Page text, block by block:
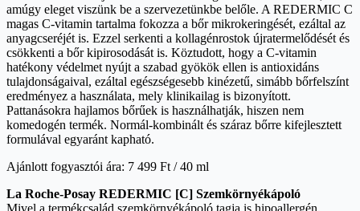
amúgy eleget viszünk be a szervezetünkbe belőle. A REDERMIC C
magas C-vitamin tartalma fokozza a bőr mikrokeringését, ezáltal az
anyagcseréjét is. Ezzel serkenti a kollagénrostok újratermelődését és
csökkenti a bőr kipirosodását is. Köztudott, hogy a C-vitamin
hatékony védelmet nyújt a szabad gyökök ellen is antioxidáns
tulajdonságaival, ezáltal egészségesebb kinézetű, simább bőrfelszínt
eredményez a használata, mely klinikailag is bizonyított.
Pattanásokra hajlamos bőrűek is használhatják, hiszen nem
komedogén termék. Normál-kombinált és száraz bőrre kifejlesztett
formulával egyaránt kapható.
Ajánlott fogyasztói ára: 7 499 Ft / 40 ml
La Roche-Posay REDERMIC [C] Szemkörnyékápoló
Mivel a termékcsalád szemkörnyékápoló tagja is hipoallergén,